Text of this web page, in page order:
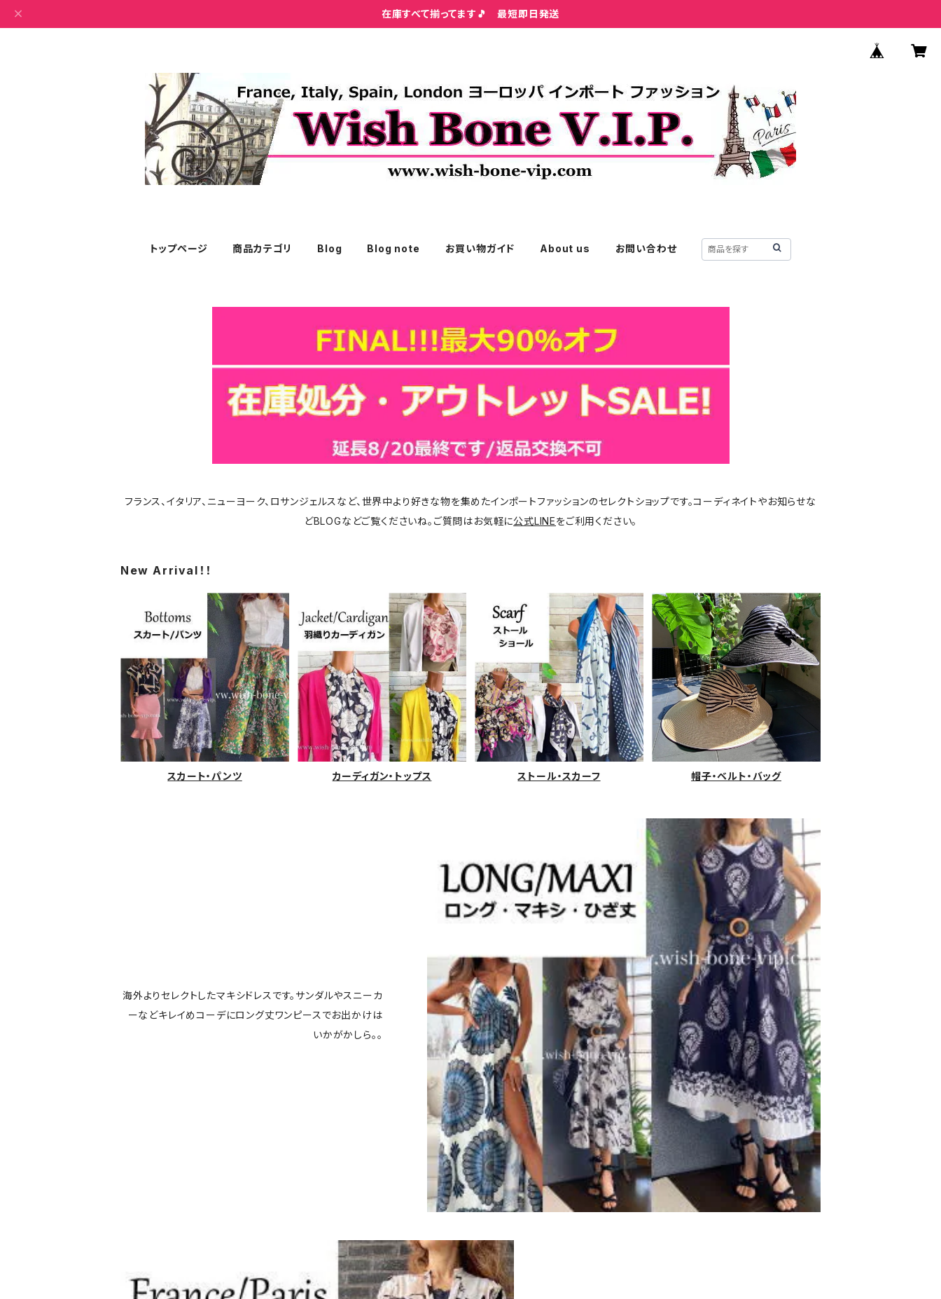
在庫すべて揃ってます🎵 最短即日発送
トップページ 商品カテゴリ Blog Blog note お買い物ガイド About us お問い合わせ
フランス、イタリア、ニューヨーク、ロサンジェルスなど、世界中より好きな物を集めたインポートファッションのセレクトショップです。コーディネイトやお知らせな
どBLOGなどご覧くださいね。ご質問はお気軽に公式LINEをご利用ください。
New Arrival！！
スカート・パンツ カーディガン・トップス ストール・スカーフ 帽子・ベルト・バッグ
海外よりセレクトしたマキシドレスです。サンダルやスニーカ
ーなどキレイめコーデにロング丈ワンピースでお出かけは
いかがかしら。。